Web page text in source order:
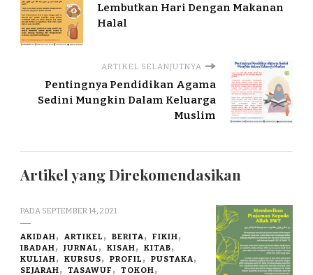
Lembutkan Hari Dengan Makanan
Halal
ARTIKEL SELANJUTNYA
Pentingnya Pendidikan Agama
Sedini Mungkin Dalam Keluarga
Muslim
Artikel yang Direkomendasikan
PADA SEPTEMBER 14, 2021
AKIDAH ARTIKEL BERITA
FIKIH
IBADAH
JURNAL KISAH
KITAB
KULIAH
KURSUS PROFIL
PUSTAKA
SEJARAH
TASAWUF
TOKOH